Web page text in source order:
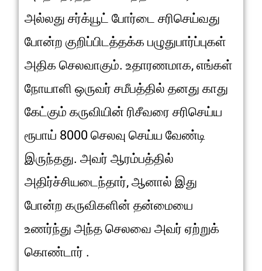
அல்லது சர்க்யூட் போர்டை சரிசெய்வது
போன்ற குறிப்பிடத்தக்க பழுதுபார்ப்புகள்
அதிக செலவாகும். உதாரணமாக, எங்கள்
நோயாளி ஒருவர் சமீபத்தில் தனது காது
கேட்கும் கருவியின் ரிசீவரை சரிசெய்ய
ரூபாய் 8000 செலவு செய்ய வேண்டி
இருந்தது. அவர் ஆரம்பத்தில்
அதிர்ச்சியடைந்தார், ஆனால் இது
போன்ற கருவிகளின் தன்மையை
உணர்ந்து அந்த செலவை அவர் ஏற்றுக்
கொண்டார் .